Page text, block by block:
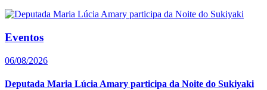
Eventos
06/08/2026
Deputada Maria Lúcia Amary participa da Noite do Sukiyaki